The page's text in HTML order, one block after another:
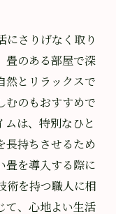
にさりげなく取り
畳のある部屋で深
然とリラックスで
むのもおすすめで
ムは、特別なひと
長持ちさせるため
畳を導入する際に
術を持つ職人に相
て、心地よい生活